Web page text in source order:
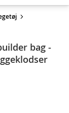
bag -